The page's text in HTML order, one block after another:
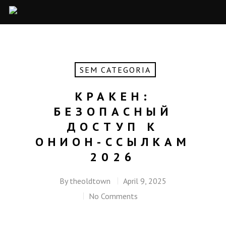
SEM CATEGORIA
КРАКЕН:
БЕЗОПАСНЫЙ
ДОСТУП К
ОНИОН-ССЫЛКАМ
2026
By theoldtown
April 9, 2025
No Comments